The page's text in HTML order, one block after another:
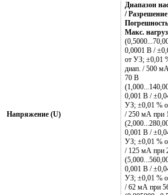
Диапазон
/
Макс.
Напряжение (U)
0,0001 В /
от УЗ; ±0,01
диап. / 500
70 В
0,001 В /
УЗ; ±0,01 %
/ 250 мА при
0,001 В /
УЗ; ±0,01 %
/ 125 мА при
0,001 В /
УЗ; ±0,01 %
/ 62 мА при